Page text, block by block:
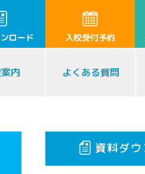
ロード 入校受付予約
内 よくある質問
資料ダ